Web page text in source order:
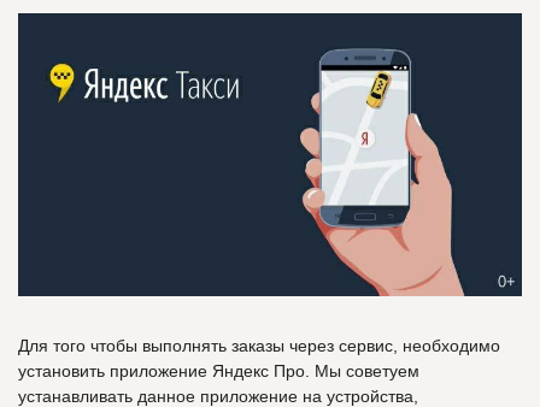
Для того чтобы выполнять заказы через сервис, необходимо
установить приложение Яндекс Про. Мы советуем
устанавливать данное приложение на устройства,